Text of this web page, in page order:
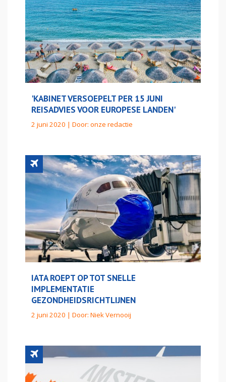
'KABINET VERSOEPELT PER 15 JUNI
REISADVIES VOOR EUROPESE LANDEN'
2 juni 2020 | Door: onze redactie
IATA ROEPT OP TOT SNELLE
IMPLEMENTATIE
GEZONDHEIDSRICHTLIJNEN
2 juni 2020 | Door: Niek Vernooij